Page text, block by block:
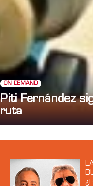
ON DEMAND
Piti Fernández
ruta